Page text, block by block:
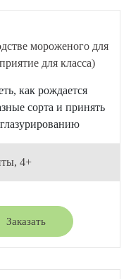
мороженого для
для класса)
как рождается
сорта и принять
4+
Заказать